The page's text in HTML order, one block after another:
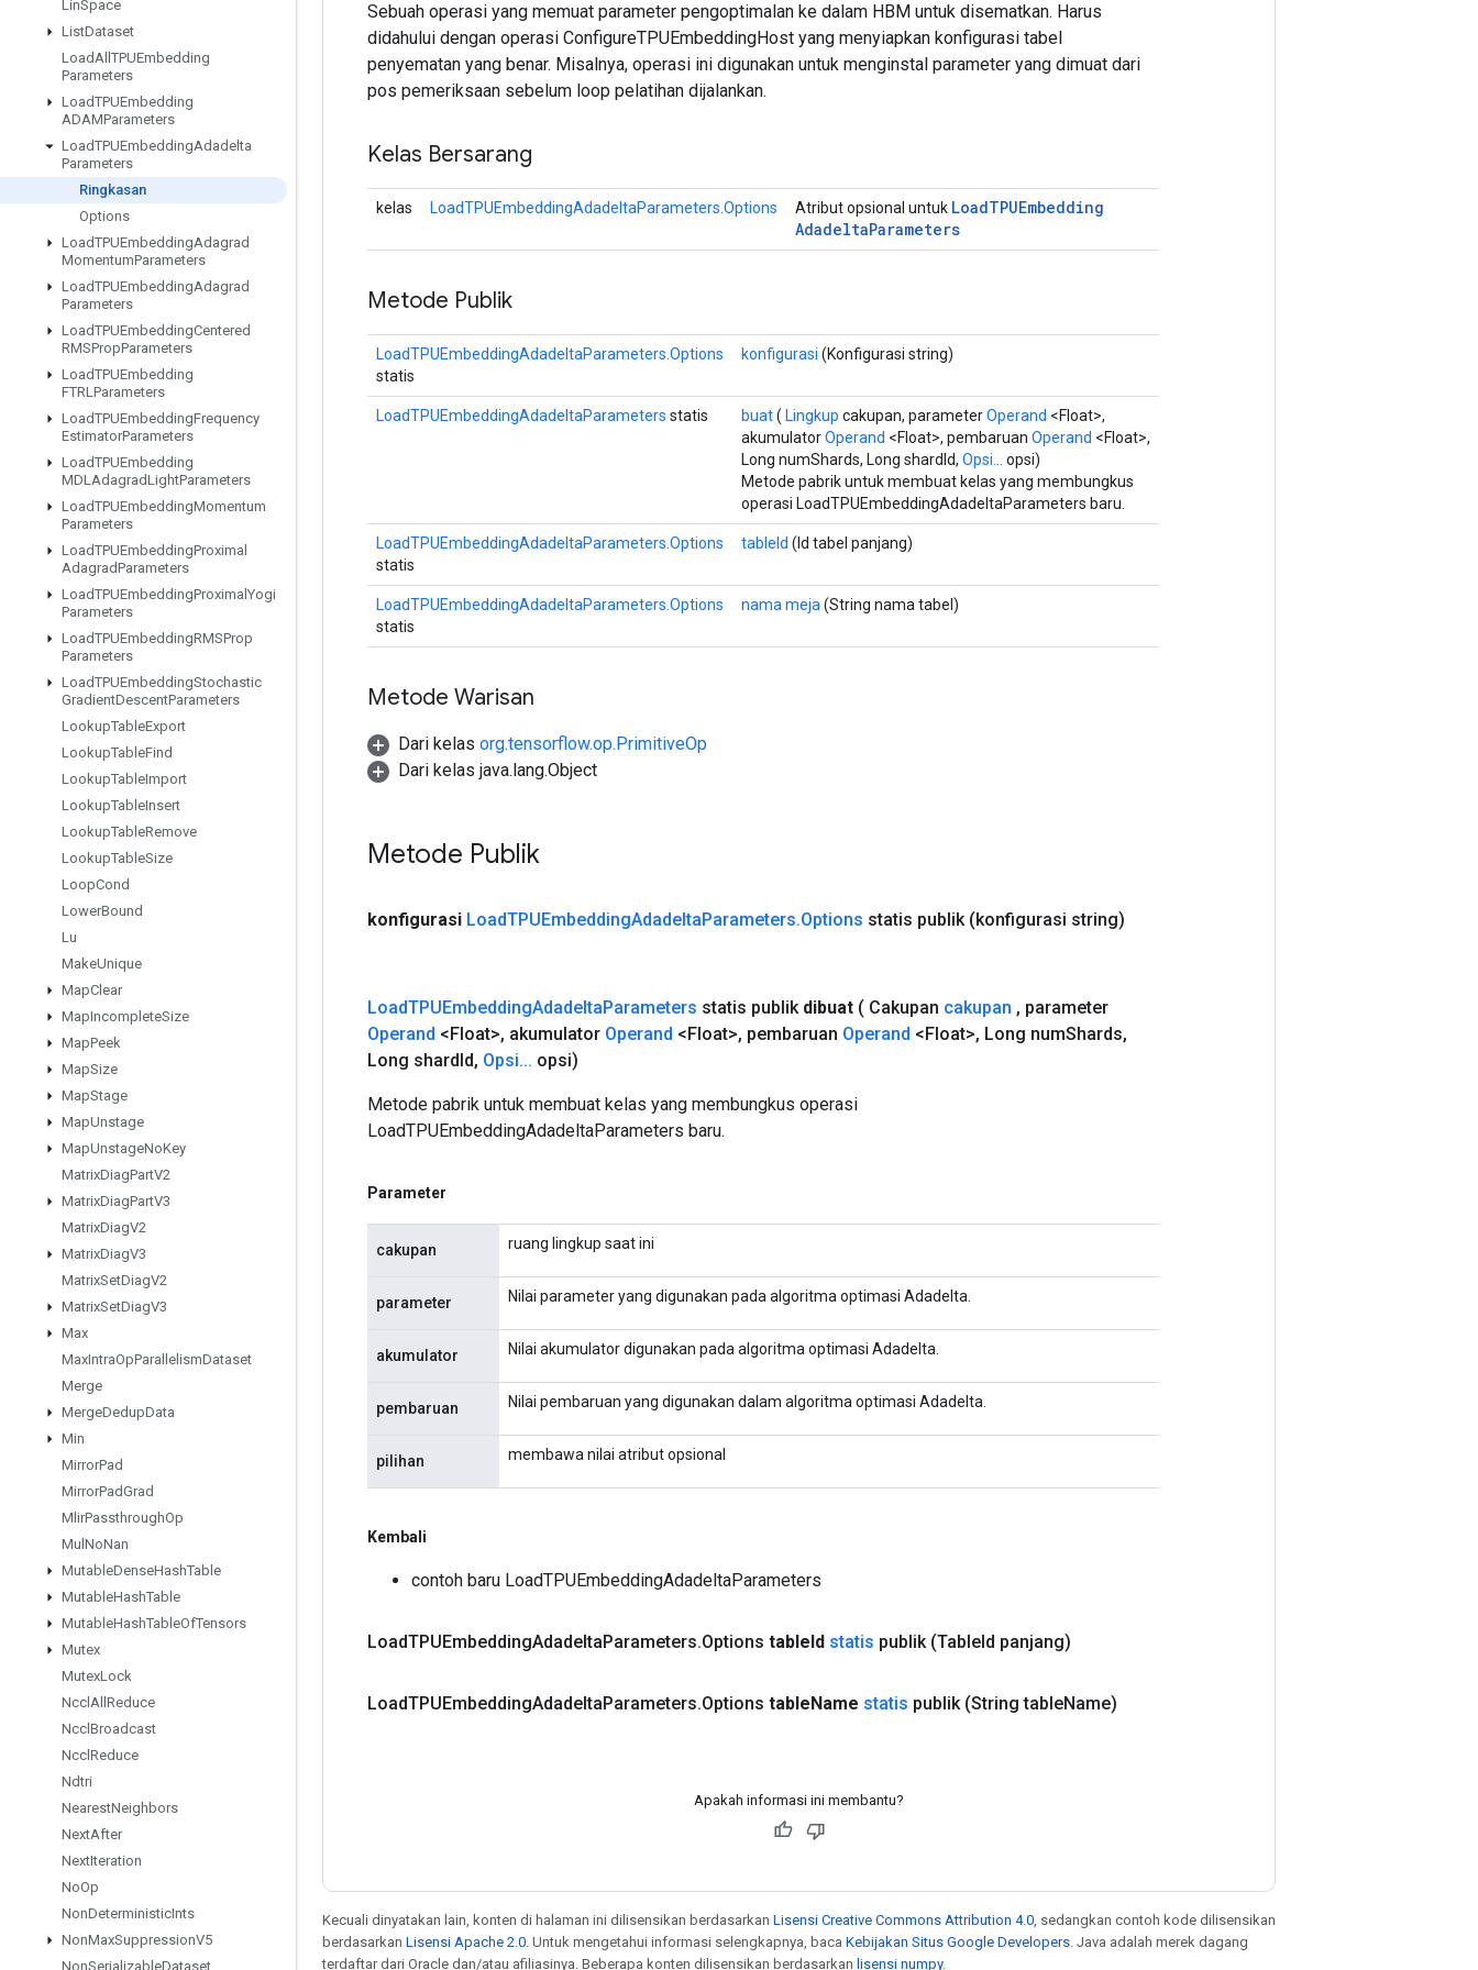
LinSpace
ListDataset
LoadAll TPUEmbedding
Parameters
LoadTPUEmbedding
ADAMParameters
LoadTPUEmbeddingAdadelta
Parameters
Ringkasan
Options
LoadTPUEmbeddingAdagrad
MomentumParameters
LoadTPUEmbeddingAdagrad
Parameters
LoadTPUEmbeddingCentered
RMSPropParameters
LoadTPUEmbedding
FTRLParameters
LoadTPUEmbeddingFrequency
EstimatorParameters
LoadTPUEmbedding
MDLAdagradLightParameters
LoadTPUEmbeddingMomentum
Parameters
LoadTPUEmbeddingProximal
AdagradParameters
LoadTPUEmbeddingProximal Yogi
Parameters
LoadTPUEmbeddingRMSProp
Parameters
LoadTPUEmbeddingStochastic
GradientDescentParameters
LookupTableExport
LookupTableFind
LookupTableImport
LookupTableInsert
LookupTableRemove
LookupTableSize
LoopCond
LowerBound
Lu
MakeUnique
MapClear
MapIncompleteSize
MapPeek
MapSize
MapStage
MapUnstage
MapUnstageNoKey
MatrixDiagPartV2
MatrixDiagPartV3
MatrixDiagV2
MatrixDiagV3
MatrixSetDiagV2
MatrixSetDiagV3
Max
MaxIntraOpParallelismDataset
Merge
MergeDedupData
Min
MirrorPad
MirrorPadGrad
MlirPassthroughOp
Mul NoNan
MutableDenseHashTable
MutableHashTable
MutableHashTableOfTensors
Mutex
MutexLock
Nccl All Reduce
Nccl Broadcast
Nccl Reduce
Ndtri
NearestNeighbors
NextAfter
NextIteration
NoOp
NonDeterministicInts
NonMaxSuppressionV5
NonSerializableDataset
Sebuah operasi yang memuat parameter pengoptimalan ke dalam HBM untuk disematkan. Harus
didahului dengan operasi ConfigureTPUEmbeddingHost yang menyiapkan konfigurasi tabel
penyematan yang benar. Misalnya, operasi ini digunakan untuk menginstal parameter yang dimuat dari
pos pemeriksaan sebelum loop pelatihan dijalankan.
Kelas Bersarang
kelas LoadTPUEmbeddingAdadeltaParameters.Options Atribut opsional untuk LoadTPUEmbedding
AdadeltaParameters
Metode Publik
LoadTPUEmbeddingAdadeltaParameters.Options
statis
konfigurasi (Konfigurasi string)
LoadTPUEmbeddingAdadeltaParameters statis buat( Lingkup cakupan, parameterOperand <Float>,
akumulatorOperand <Float>, pembaruan Operand <Float>,
Long numShards, Long shardId, Opsi...
opsi)
Metode pabrik untuk membuat kelas yang membungkus
operasi LoadTPUEmbeddingAdadeltaParameters baru.
LoadTPUEmbeddingAdadeltaParameters.Options
statis
tableId (Id tabel panjang)
LoadTPUEmbeddingAdadeltaParameters.Options
statis
nama meja (String nama tabel)
Metode Warisan
Dari kelas org.tensorflow.op.PrimitiveOp
Dari kelas java.lang.Object
Metode Publik
konfigurasi LoadTPUEmbeddingAdadeltaParameters.Options statis publik (konfigurasi string)
LoadTPUEmbeddingAdadeltaParameters statis publik dibuat ( Cakupan cakupan , parameter
Operand <Float>, akumulator Operand <Float>, pembaruan Operand <Float>, Long numShards,
Long shardId, Opsi... opsi)
Metode pabrik untuk membuat kelas yang membungkus operasi
LoadTPUEmbeddingAdadeltaParameters baru.
Parameter
cakupan ruang lingkup saat ini
parameter Nilai parameter yang digunakan pada algoritma optimasi Adadelta.
akumulator Nilai akumulator digunakan pada algoritma optimasi Adadelta.
pembaruan Nilai pembaruan yang digunakan dalam algoritma optimasi Adadelta.
pilihan membawa nilai atribut opsional
Kembali
contoh baru LoadTPUEmbeddingAdadeltaParameters
LoadTPUEmbeddingAdadeltaParameters.Options tableId statis publik (TableId panjang)
LoadTPUEmbeddingAdadeltaParameters.Options tableName statis publik (String tableName)
Apakah informasi ini membantu?
Kecuali dinyatakan lain, konten di halaman ini dilisensikan berdasarkan Lisensi Creative Commons Attribution 4.0 , sedangkan contoh kode dilisensikan
berdasarkan Lisensi Apache 2.0 . Untuk mengetahui informasi selengkapnya, baca Kebijakan Situs Google Developers . Java adalah merek dagang
terdaftar dari Oracle dan/atau afiliasinya. Beberapa konten dilisensikan berdasarkan lisensi numpy.